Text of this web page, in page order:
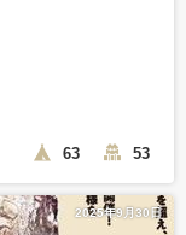
63 53
2025年9月30日